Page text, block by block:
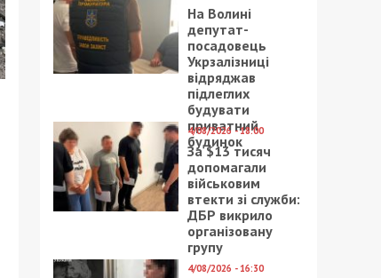
На Волині
депутат-
посадовець
Укрзалізниці
відряджав
підлеглих
будувати
приватний
будинок
4/08/2026 - 18:00
За $13 тисяч
допомагали
військовим
втекти зі служби:
ДБР викрило
організовану
групу
4/08/2026 - 16:30